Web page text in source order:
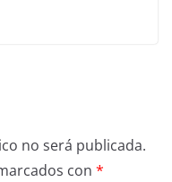
no será publicada.
con *